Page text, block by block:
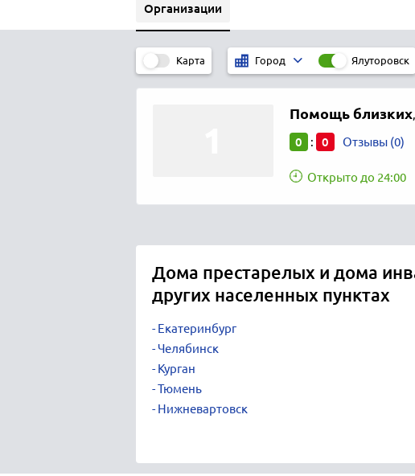
Организации
Карта Город Ялуторовск
Помощь близких,
0 : 0 Отзывы (0)
Открыто до 24:00
Дома престарелых и дома
других населенных пунктах
Екатеринбург
Челябинск
Курган
Тюмень
Нижневартовск